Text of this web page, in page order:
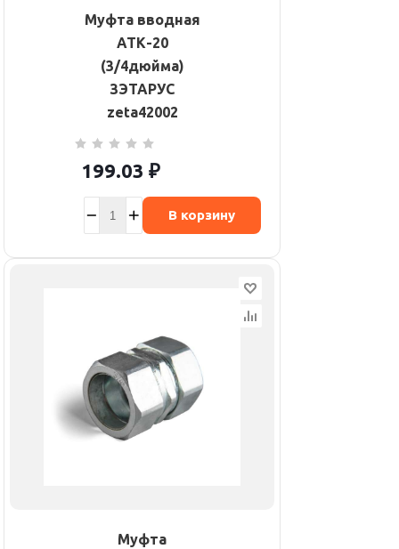
Муфта вводная
АТК-20
(3/4дюйма)
ЗЭТАРУС
zeta42002
199.03 ₽
В корзину
Муфта